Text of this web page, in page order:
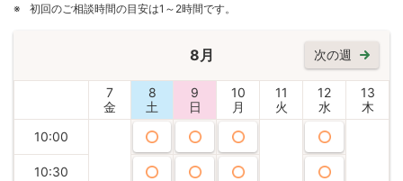
※ 初回のご相談時間の目安は1～2時間です。
次の週
8月
7
金
8
土
9
日
10
月
11
火
12
水
13
木
10:00
10:30